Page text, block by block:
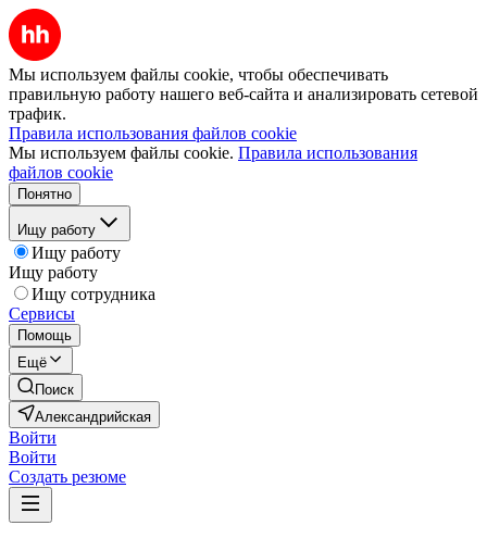
Мы используем файлы cookie, чтобы обеспечивать
правильную работу нашего веб-сайта и анализировать сетевой
трафик.
Правила использования файлов cookie
Мы используем файлы cookie. Правила использования
файлов cookie
Понятно
Ищу работу
Ищу работу
Ищу работу
Ищу сотрудника
Сервисы
Помощь
Ещё
Поиск
Александрийская
Войти
Войти
Создать резюме